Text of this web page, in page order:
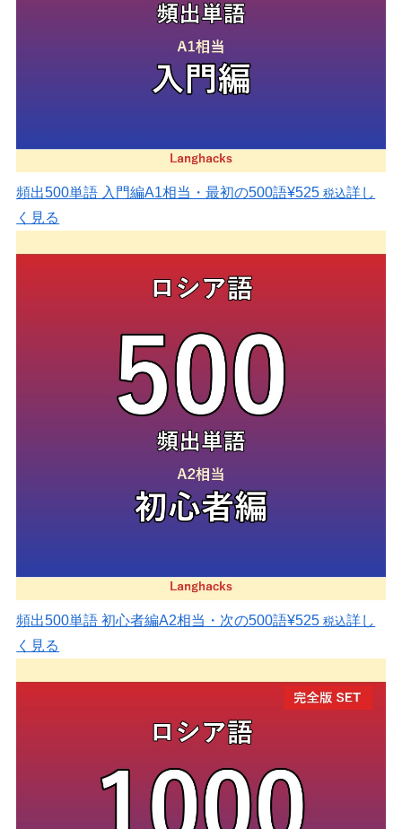
頻出500単語 入門編A1相当・最初の500語¥525 税込詳し
く見る
頻出500単語 初心者編A2相当・次の500語¥525 税込詳し
く見る